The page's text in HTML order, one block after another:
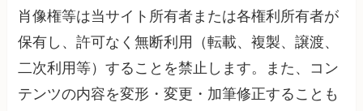
肖像権等は当サイト所有者または各権利所有者が
保有し、許可なく無断利用（転載、複製、譲渡、
二次利用等）することを禁止します。また、コン
テンツの内容を変形・変更・加筆修正することも